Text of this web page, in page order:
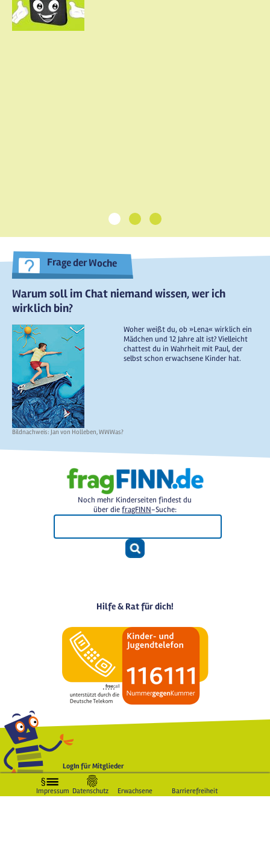
1 2 3
Frage der Woche
Warum soll im Chat niemand wissen, wer ich
wirklich bin?
Bildnachweis: Jan von Holleben, WWWas?
Woher weißt du, ob »Lena« wirklich ein
Mädchen und 12 Jahre alt ist? Vielleicht
chattest du in Wahrheit mit Paul, der
selbst schon erwachsene Kinder hat.
Noch mehr Kinderseiten findest du
über diefragFINN-Suche:
Hilfe & Rat für dich!
LogIn für Mitglieder
Impressum Datenschutz Erwachsene Barrierefreiheit